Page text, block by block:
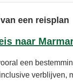
een reisplan
naar
een
verblijven,